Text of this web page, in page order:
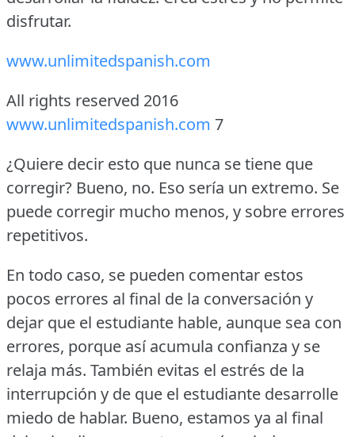
disfrutar.
www.unlimitedspanish.com
All rights reserved 2016
www.unlimitedspanish.com 7
¿Quiere decir esto que nunca se tiene que
corregir? Bueno, no. Eso sería un extremo. Se
puede corregir mucho menos, y sobre errores
repetitivos.
En todo caso, se pueden comentar estos
pocos errores al final de la conversación y
dejar que el estudiante hable, aunque sea con
errores, porque así acumula confianza y se
relaja más. También evitas el estrés de la
interrupción y de que el estudiante desarrolle
miedo de hablar. Bueno, estamos ya al final